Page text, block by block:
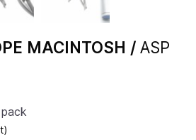
MACINTOSH / ASP